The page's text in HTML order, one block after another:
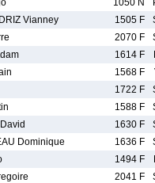
1050 N
Vianney 1505 F
2070 F
1614 F
1568 F
1722 F
1588 F
1630 F
Dominique 1636 F
1494 F
2041 F